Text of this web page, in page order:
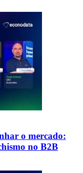
o mercado:
no B2B